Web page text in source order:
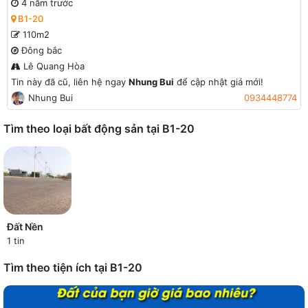
4 năm trước
B1-20
110m2
Đông bắc
Lê Quang Hòa
Tin này đã cũ, liên hệ ngay Nhung Bui để cập nhật giá mới!
Nhung Bui
0934448774
Tìm theo loại bất động sản tại B1-20
Đất Nền
1 tin
Tìm theo tiện ích tại B1-20